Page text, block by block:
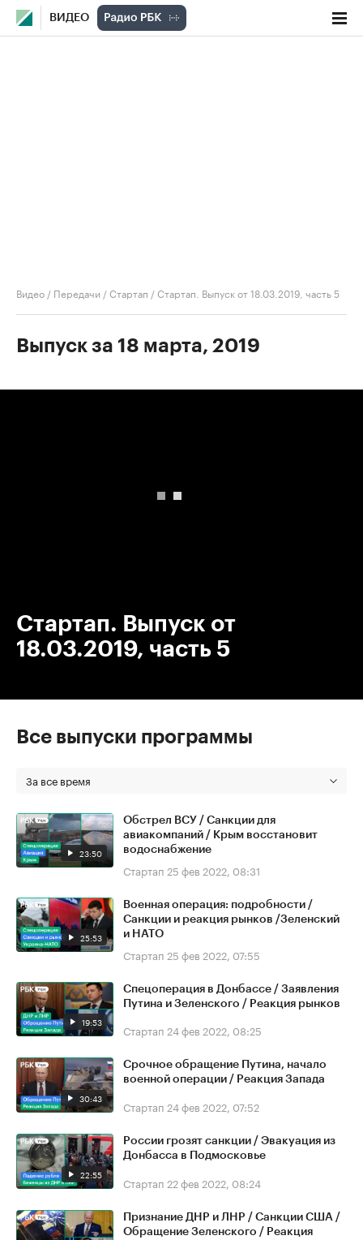
ВИДЕО
Видео / Передачи /Стартап /Стартап. Выпуск от 18.03.2019, часть 5
Выпуск за 18 марта, 2019
Стартап. Выпуск от
18.03.2019, часть 5
Все выпуски программы
За все время
23:50
Обстрел ВСУ / Санкции для
авиакомпаний / Крым восстановит
водоснабжение
Стартап 25 фев 2022, 08:31
25:53
Военная операция: подробности /
Санкции и реакция рынков /Зеленский
и НАТО
Стартап 25 фев 2022, 07:55
19:53
Спецоперация в Донбассе / Заявления
Путина и Зеленского / Реакция рынков
Стартап 24 фев 2022, 08:25
30:43
Срочное обращение Путина, начало
военной операции / Реакция Запада
Стартап 24 фев 2022, 07:52
22:55
России грозят санкции / Эвакуация из
Донбасса в Подмосковье
Стартап 22 фев 2022, 08:24
Признание ДНР и ЛНР / Санкции США /
Обращение Зеленского / Реакция